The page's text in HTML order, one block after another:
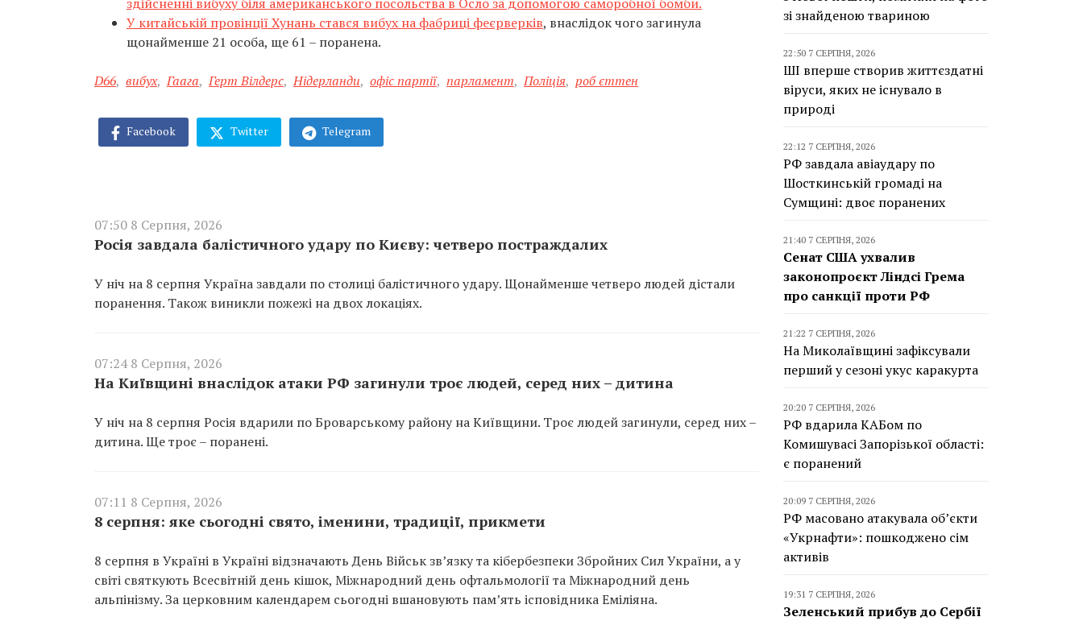
У китайській провінції Хунань стався вибух на фабриці феєрверків, внаслідок чого загинула
щонайменше 21 особа, ще 61 – поранена.
D66, вибух, Гаага, Герт Вілдерс, Нідерланди, офіс партії, парламент, Поліція, роб єттен
Facebook Twitter Telegram
07:50 8 Серпня, 2026
Росія завдала балістичного удару по Києву: четверо постраждалих
У ніч на 8 серпня Україна завдали по столиці балістичного удару. Щонайменше четверо людей дістали
поранення. Також виникли пожежі на двох локаціях.
07:24 8 Серпня, 2026
На Київщині внаслідок атаки РФ загинули троє людей, серед них – дитина
У ніч на 8 серпня Росія вдарили по Броварському району на Київщини. Троє людей загинули, серед них –
дитина. Ще троє – поранені.
07:11 8 Серпня, 2026
8 серпня: яке сьогодні свято, іменини, традиції, прикмети
8 серпня в Україні в Україні відзначають День Військ зв’язку та кібербезпеки Збройних Сил України, а у
світі святкують Всесвітній день кішок, Міжнародний день офтальмології та Міжнародний день
альпінізму. За церковним календарем сьогодні вшановують пам’ять ісповідника Еміліяна.
зі знайденою твариною
22:50 7 СЕРПНЯ, 2026
ШІ вперше створив життєздатні
віруси, яких не існувало в
природі
22:12 7 СЕРПНЯ, 2026
РФ завдала авіаудару по
Шосткинській громаді на
Сумщині: двоє поранених
21:40 7 СЕРПНЯ, 2026
Сенат США ухвалив
законопроєкт Ліндсі Грема
про санкції проти РФ
21:22 7 СЕРПНЯ, 2026
На Миколаївщині зафіксували
перший у сезоні укус каракурта
20:20 7 СЕРПНЯ, 2026
РФ вдарила КАБом по
Комишувасі Запорізької області:
є поранений
20:09 7 СЕРПНЯ, 2026
РФ масовано атакувала об’єкти
«Укрнафти»: пошкоджено сім
активів
19:31 7 СЕРПНЯ, 2026
Зеленський прибув до Сербії